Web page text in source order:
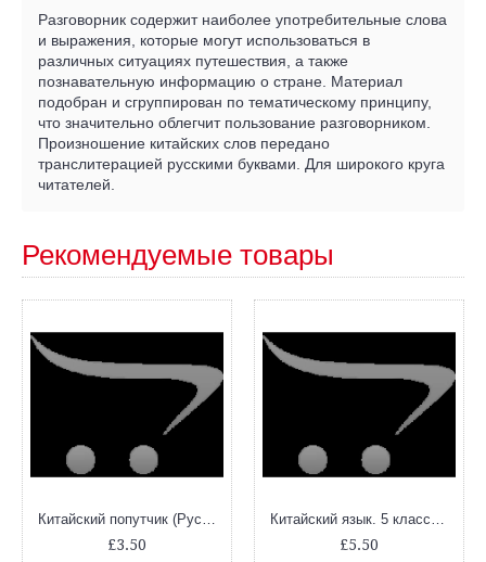
Разговорник содержит наиболее употребительные слова
и выражения, которые могут использоваться в
различных ситуациях путешествия, а также
познавательную информацию о стране. Материал
подобран и сгруппирован по тематическому принципу,
что значительно облегчит пользование разговорником.
Произношение китайских слов передано
транслитерацией русскими буквами. Для широкого круга
читателей.
Рекомендуемые товары
Китайский попутчик (Русско-китайский разговорник)
£3.50
Китайский язык. 5 класс. Прописи к учебному пособию Ван Луся, Н. В. Демчевой, О. В. Селиверстовой
£5.50